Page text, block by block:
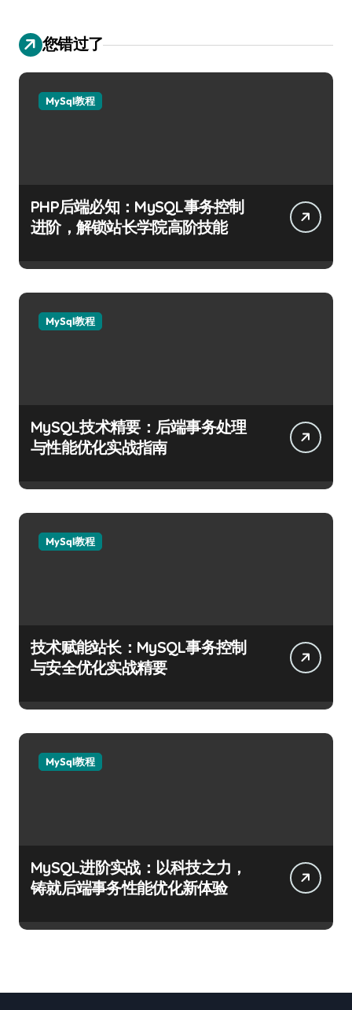
您错过了
MySql教程
PHP后端必知：MySQL事务控制
进阶，解锁站长学院高阶技能
MySql教程
MySQL技术精要：后端事务处理
与性能优化实战指南
MySql教程
技术赋能站长：MySQL事务控制
与安全优化实战精要
MySql教程
MySQL进阶实战：以科技之力，
铸就后端事务性能优化新体验